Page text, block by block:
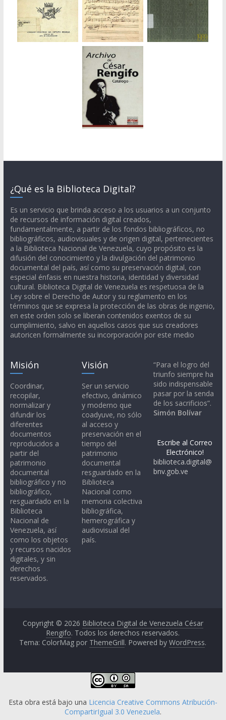
¿Qué es la Biblioteca Digital?
Es un servicio que brinda acceso a los usuarios a un conjunto
de recursos de información digital creados,
fundamentalmente, a partir de los fondos bibliográficos, no
bibliográficos, audiovisuales y de origen digital, pertenecientes
a la Biblioteca Nacional de Venezuela, cuyo propósito es la
difusión del conocimiento y la divulgación del patrimonio
documental del país, así como su preservación digital, con
especial énfasis en nuestra historia, identidad y diversidad
cultural. Biblioteca Digital de Venezuela es respetuosa de la
Ley sobre el Derecho de Autor y su reglamento en los
términos que se expresa la protección de las obras de ingenio,
en este orden solo se liberan contenidos exentos de su
cumplimiento, salvo en aquellos casos que sus creadores
autoricen formalmente su incorporación por este medio
Misión
Coordinar,
recopilar,
normalizar y
difundir los
diferentes
documentos
reproducidos a
partir del
patrimonio
documental
bibliográfico y no
bibliográfico,
resguardado en la
Biblioteca
Nacional de
Venezuela, así
como los objetos
y recursos nacidos
digitales, y sin
derechos
reservados.
Visión
Ser un servicio
efectivo, dinámico
y moderno que
coadyuve, no sólo
al acceso y
preservación en el
tiempo del
patrimonio
documental
resguardado en la
Biblioteca
Nacional como
memoria colectiva
bibliográfica,
hemerográfica y
audiovisual del
país.
“Para el logro del
triunfo siempre ha
sido indispensable
pasar por la senda
de los sacrificios”.
Simón Bolívar
Escribe al Correo
Electrónico!
biblioteca.digital@
bnv.gob.ve
Copyright © 2026 Biblioteca Digital de Venezuela César
Rengifo. Todos los derechos reservados.
Tema: ColorMag por ThemeGrill. Powered byWordPress.
Esta obra está bajo una Licencia Creative Commons Atribución-
CompartirIgual 3.0 Venezuela.